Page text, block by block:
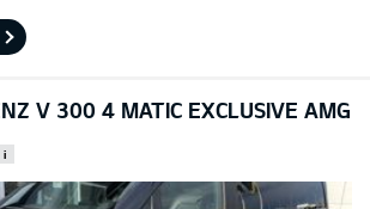
V 300 4 MATIC EXCLUSIVE AMG
i